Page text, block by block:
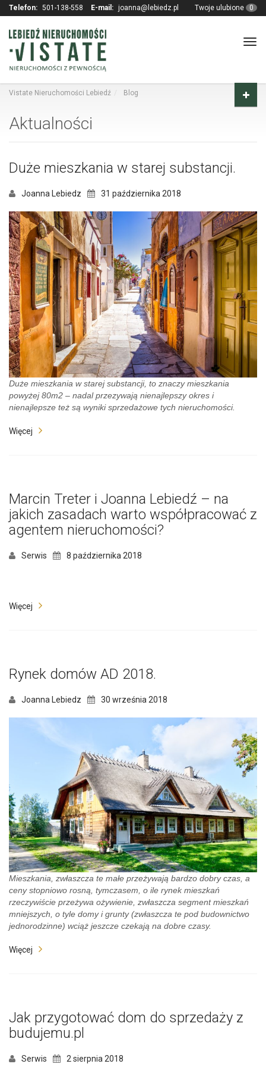
Telefon: 501-138-558 E-mail: joanna@lebiedz.pl Twoje ulubione 0
Vistate Nieruchomości Lebiedź Blog
Aktualności
Duże mieszkania w starej substancji.
Joanna Lebiedz 31 października 2018
Duże mieszkania w starej substancji, to znaczy mieszkania
powyżej 80m2 – nadal przezywają nienajlepszy okres i
nienajlepsze też są wyniki sprzedażowe tych nieruchomości.
Więcej
Marcin Treter i Joanna Lebiedź – na
jakich zasadach warto współpracować z
agentem nieruchomości?
Serwis 8 października 2018
Więcej
Rynek domów AD 2018.
Joanna Lebiedz 30 września 2018
Mieszkania, zwłaszcza te małe przeżywają bardzo dobry czas, a
ceny stopniowo rosną, tymczasem, o ile rynek mieszkań
rzeczywiście przeżywa ożywienie, zwłaszcza segment mieszkań
mniejszych, o tyle domy i grunty (zwłaszcza te pod budownictwo
jednorodzinne) wciąż jeszcze czekają na dobre czasy.
Więcej
Jak przygotować dom do sprzedaży z
budujemu.pl
Serwis 2 sierpnia 2018